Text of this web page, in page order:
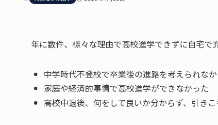
年に数件、様々な理由で高校進学できずに自宅で
中学時代不登校で卒業後の進路を考えられな
家庭や経済的事情で高校進学ができなかった
高校中退後、何をして良いか分からず、引き